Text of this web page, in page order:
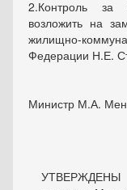
2.Контроль за
возложить на
жилищно-
Федерации Н.Е.
Министр М.А.
УТВЕРЖДЕНЫ